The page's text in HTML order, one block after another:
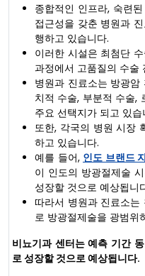
종합적인 인프라, 숙련
접근성을 갖춘 병원과
행하고 있습니다.
이러한 시설은 최첨단
과정에서 고품질의 수술
병원과 진료소는 방광
치적 수술, 부분적 수술,
주요 선택지가 되고 있습
또한, 각국의 병원 시장
하고 있습니다.
예를 들어, 인도 브랜드
이 인도의 방광절제술
성장할 것으로 예상됩니
따라서 병원과 진료소
로 방광절제술을 광범위
비뇨기과 센터는 예측 기간
로 성장할 것으로 예상됩니다.